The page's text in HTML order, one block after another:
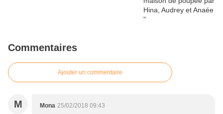
Commentaires
Ajouter un commentaire
M Mona 25/02/2018 09:43